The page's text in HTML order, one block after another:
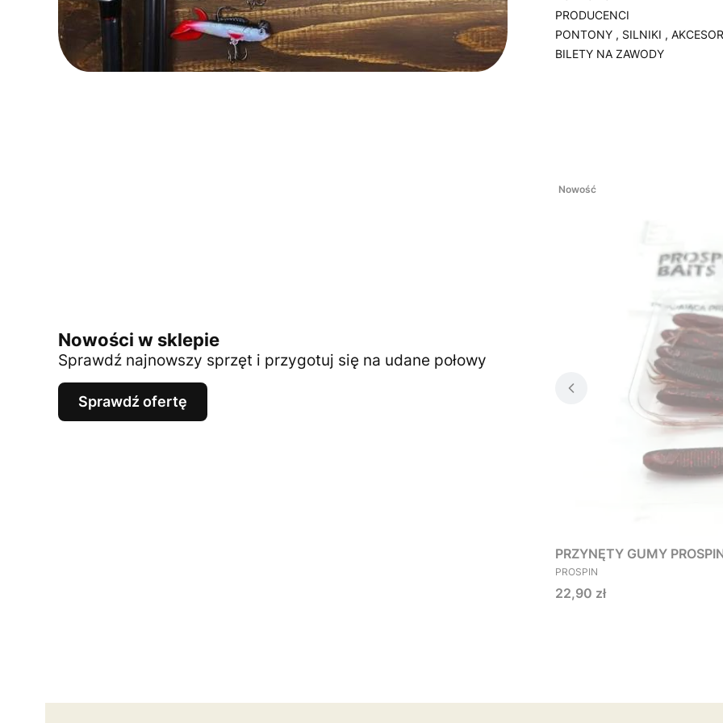
PRODUCENCI
PONTONY , SILNIKI ,
BILETY NA ZAWODY
Nowości w sklepie
Sprawdź najnowszy sprzęt i przygotuj się na udane połowy
Sprawdź ofertę
Nowość
PRZYNĘTY GUMY
PRODUCENT
PROSPIN
Cena
22,90 zł